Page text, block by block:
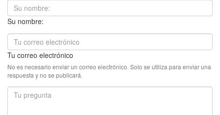
Su nombre:
Tu correo electrónico
No es necesario enviar un correo electrónico. Solo se utiliza para enviar una
respuesta y no se publicará.